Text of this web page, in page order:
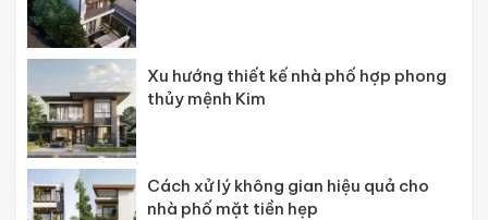
Xu hướng thiết kế nhà phố hợp phong
thủy mệnh Kim
Cách xử lý không gian hiệu quả cho
nhà phố mặt tiền hẹp